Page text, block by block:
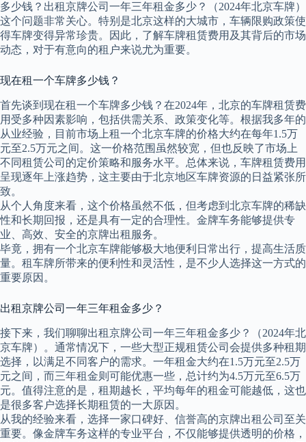
多少钱？出租京牌公司一年三年租金多少？（2024年北京车牌）
这个问题非常关心。特别是北京这样的大城市，车辆限购政策使
得车牌变得异常珍贵。因此，了解车牌租赁费用及其背后的市场
动态，对于有意向的租户来说尤为重要。
现在租一个车牌多少钱？
首先谈到现在租一个车牌多少钱？在2024年，北京的车牌租赁费
用受多种因素影响，包括供需关系、政策变化等。根据我多年的
从业经验，目前市场上租一个北京车牌的价格大约在每年1.5万
元至2.5万元之间。这一价格范围虽然较宽，但也反映了市场上
不同租赁公司的定价策略和服务水平。总体来说，车牌租赁费用
呈现逐年上涨趋势，这主要由于北京地区车牌资源的日益紧张所
致。
从个人角度来看，这个价格虽然不低，但考虑到北京车牌的稀缺
性和长期回报，还是具有一定的合理性。金牌车务能够提供专
业、高效、安全的京牌出租服务。
毕竟，拥有一个北京车牌能够极大地便利日常出行，提高生活质
量。租车牌所带来的便利性和灵活性，是不少人选择这一方式的
重要原因。
出租京牌公司一年三年租金多少？
接下来，我们聊聊出租京牌公司一年三年租金多少？（2024年北
京车牌）。通常情况下，一些大型正规租赁公司会提供多种租期
选择，以满足不同客户的需求。一年租金大约在1.5万元至2.5万
元之间，而三年租金则可能优惠一些，总计约为4.5万元至6.5万
元。值得注意的是，租期越长，平均每年的租金可能越低，这也
是很多客户选择长期租赁的一大原因。
从我的经验来看，选择一家口碑好、信誉高的京牌出租公司至关
重要。像金牌车务这样的专业平台，不仅能够提供透明的价格，